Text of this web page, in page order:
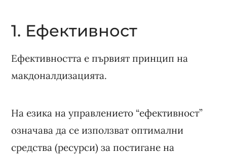
1. Ефективност
Ефективността е първият принцип на
макдоналдизацията.
На езика на управлението “ефективност”
означава да се използват оптимални
средства (ресурси) за постигане на